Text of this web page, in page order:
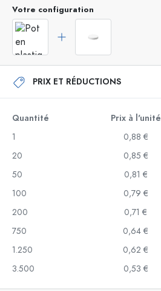
Votre configuration
PRIX ET RÉDUCTIONS
Quantité Prix à l'unité
1
0,88 €
20
0,85 €
50
0,81 €
100
0,79 €
200
0,71 €
750
0,64 €
1.250
0,62 €
3.500
0,53 €